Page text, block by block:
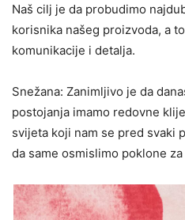
Naš cilj je da probudimo
korisnika našeg proizvoda, a
komunikacije i detalja.
Snežana: Zanimljivo je da
postojanja imamo redovne
svijeta koji nam se pred svaki
da same osmislimo poklone